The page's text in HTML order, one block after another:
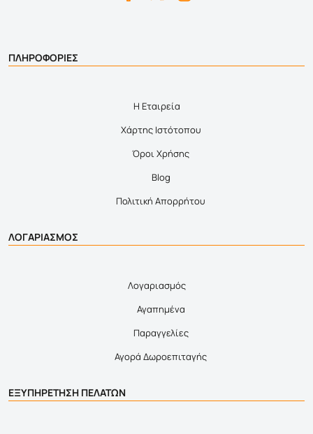
ΠΛΗΡΟΦΟΡΙΕΣ
Η Εταιρεία
Χάρτης Ιστότοπου
Όροι Χρήσης
Blog
Πολιτική Απορρήτου
ΛΟΓΑΡΙΑΣΜΟΣ
Λογαριασμός
Αγαπημένα
Παραγγελίες
Αγορά Δωροεπιταγής
ΕΞΥΠΗΡΕΤΗΣΗ ΠΕΛΑΤΩΝ